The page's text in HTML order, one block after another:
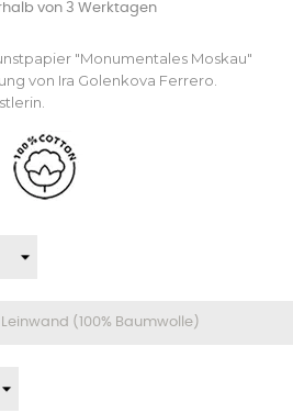
von 3 Werktagen
"Monumentales Moskau"
von Ira Golenkova Ferrero.